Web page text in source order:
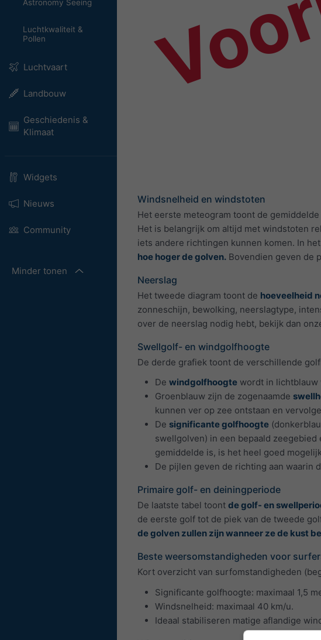
Astronomy Seeing
Luchtkwaliteit &
Pollen
Luchtvaart
Landbouw
Geschiedenis &
Klimaat
Widgets
Nieuws
Community
Minder tonen
Windsnelheid en windstoten
Het eerste meteogram toont de
Het is belangrijk om altijd met windstoten
iets andere richtingen kunnen komen. In
hoe hoger de golven. Bovendien geven de
Neerslag
Het tweede diagram toont de hoeveelheid
zonneschijn, bewolking, neerslagtype,
over de neerslag nodig hebt, bekijk dan
Swellgolf- en windgolfhoogte
De derde grafiek toont de verschillende
De windgolfhoogte wordt in lichtblauw
Groenblauw zijn de zogenaamde
kunnen ver op zee ontstaan en
De significante golfhoogte
swellgolven) in een bepaald
gemiddelde is, is het heel goed
De pijlen geven de richting aan waarin
Primaire golf- en deiningperiode
De laatste tabel toont de golf- en
de eerste golf tot de piek van de tweede
de golven zullen zijn wanneer ze de kust
Beste weersomstandigheden voor
Kort overzicht van surfomstandigheden
Significante golfhoogte: maximaal 1,5
Windsnelheid: maximaal 40 km/u.
Ideaal stabiliseren matige aflandige